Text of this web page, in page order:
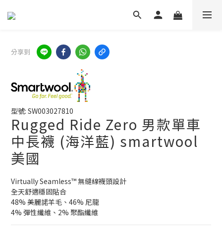
分享到
型號: SW003027810
Rugged Ride Zero 男款單車
中長襪 (海洋藍) smartwool
美國
Virtually Seamless™ 無縫線襪頭設計
全天舒適穩固貼合
48% 美麗諾羊毛、46% 尼龍
4% 彈性纖維、2% 聚酯纖維